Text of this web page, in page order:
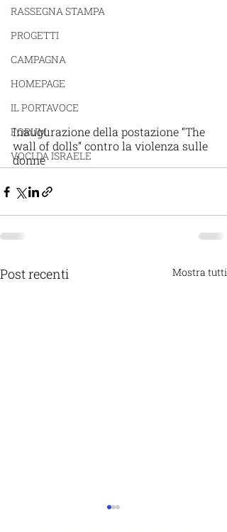
RASSEGNA STAMPA
PROGETTI
CAMPAGNA
HOMEPAGE
IL PORTAVOCE
FORUM
VOCI DA ISRAELE
Inaugurazione della postazione “The
wall of dolls” contro la violenza sulle
donne
Post recenti Mostra tutti